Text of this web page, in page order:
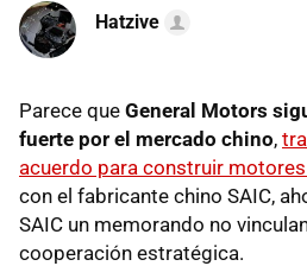
Hatzive
Parece que General Motors
fuerte por el mercado chino,
acuerdo para construir
con el fabricante chino SAIC,
SAIC un memorando no
cooperación estratégica.